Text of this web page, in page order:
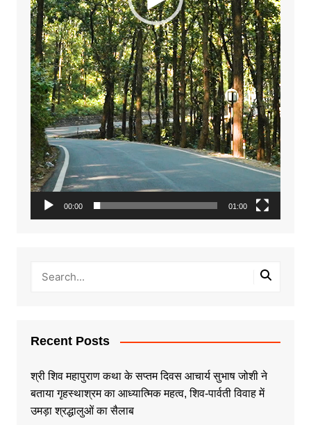
00:00 01:00
Recent Posts
श्री शिव महापुराण कथा के सप्तम दिवस आचार्य सुभाष जोशी ने
बताया गृहस्थाश्रम का आध्यात्मिक महत्व, शिव-पार्वती विवाह में
उमड़ा श्रद्धालुओं का सैलाब